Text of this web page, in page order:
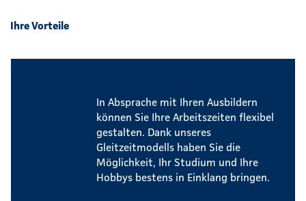
Ihre Vorteile
In Absprache mit Ihren Ausbildern
können Sie Ihre Arbeitszeiten flexibel
gestalten. Dank unseres
Gleitzeitmodells haben Sie die
Möglichkeit, Ihr Studium und Ihre
Hobbys bestens in Einklang bringen.